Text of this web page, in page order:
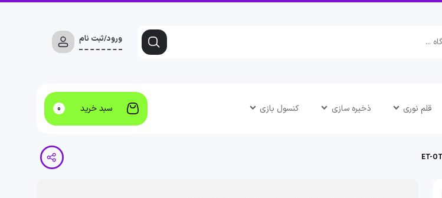
ورود/ثبت نام
قلم نوری ذخیره سازی کنسول بازی سبد خرید 0